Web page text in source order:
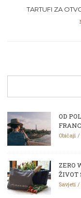
TARTUFI ZA
OD
Običaji
ZERO
ŽIVOT
Savjeti